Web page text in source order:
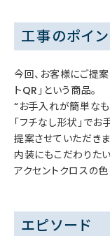
工事のポイン
今回、お客様にご提
トQR」という商品。
“お手入れが簡単なも
「フチなし形状」で
提案させていただきま
内装にもこだわりた
アクセントクロスの
エピソード